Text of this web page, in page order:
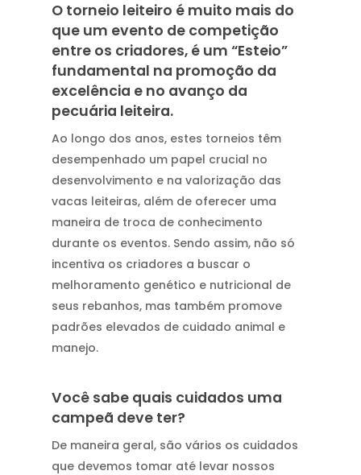
O torneio leiteiro é muito mais do
que um evento de competição
entre os criadores, é um “Esteio”
fundamental na promoção da
excelência e no avanço da
pecuária leiteira.
Ao longo dos anos, estes torneios têm
desempenhado um papel crucial no
desenvolvimento e na valorização das
vacas leiteiras, além de oferecer uma
maneira de troca de conhecimento
durante os eventos. Sendo assim, não só
incentiva os criadores a buscar o
melhoramento genético e nutricional de
seus rebanhos, mas também promove
padrões elevados de cuidado animal e
manejo.
Você sabe quais cuidados uma
campeã deve ter?
De maneira geral, são vários os cuidados
que devemos tomar até levar nossos